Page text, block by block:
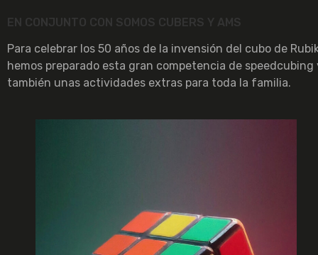
EN CONJUNTO CON SOMOS CUBERS Y AMS
Para celebrar los 50 años de la invensión del cubo de
hemos preparado esta gran competencia de speedcubing
también unas actividades extras para toda la familia.